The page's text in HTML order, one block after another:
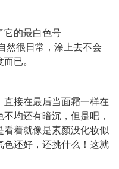
它的最白色号
然很日常，涂上去不会
已。
接在最后当面霜一样在
均还有暗沉，但是吧，
着就像是素颜没化妆似
还好，还挑什么！这就